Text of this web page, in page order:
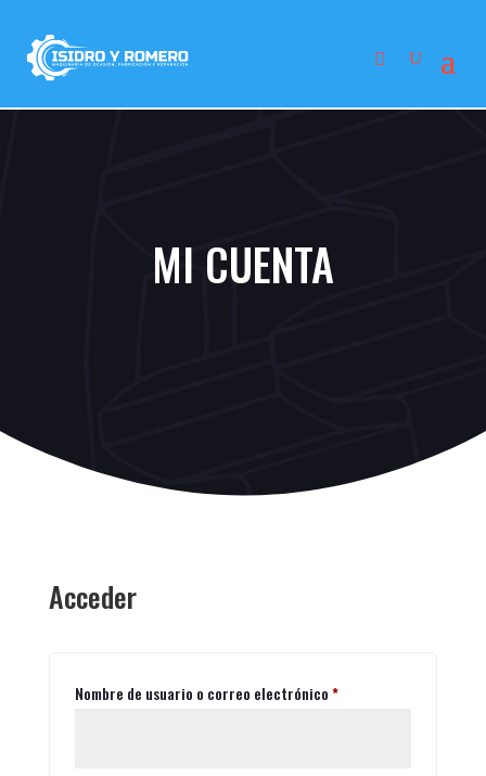
MI CUENTA
Acceder
Nombre de usuario o correo electrónico*Obligatorio